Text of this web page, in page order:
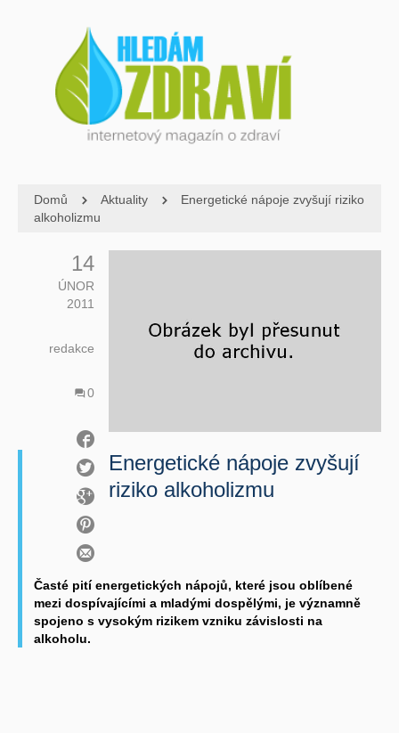
Domů Aktuality
Energetické nápoje zvyšují riziko
alkoholizmu
14
ÚNOR
2011
redakce
0
Energetické nápoje zvyšují
riziko alkoholizmu
Časté pití energetických nápojů, které jsou oblíbené
mezi dospívajícími a mladými dospělými, je významně
spojeno s vysokým rizikem vzniku závislosti na
alkoholu.